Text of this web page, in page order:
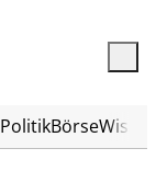
PolitikBörse